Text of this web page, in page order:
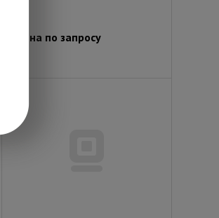
Цена по запросу